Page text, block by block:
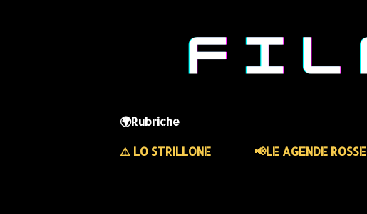
🌍Rubriche
⚠️ LO STRILLONE
📢LE AGENDE ROSSE